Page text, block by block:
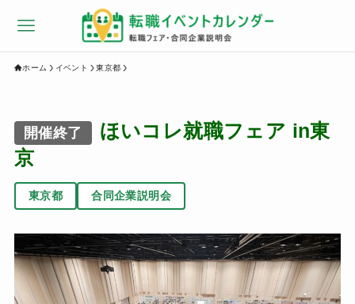
ホーム イベント 東京都
開催終了
ほいコレ就職フェア in東
京
東京都 合同企業説明会